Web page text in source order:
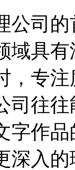
公司
域具
，专
司往
字作
深入